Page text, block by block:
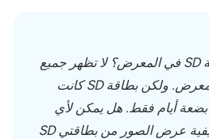
لماذا لا تظهر صور بطاقة SD في المعرض؟ لا تظهر جميع
ملفات بطاقة SD في المعرض. ولكن بطاقة SD كانت
أيام فقط. هل يمكن لأي
شخص مساعدتي في كيفية عرض الصور من بطاقتي SD